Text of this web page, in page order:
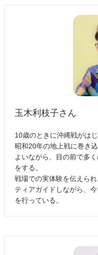
玉木利枝子さん
10歳のときに沖縄戦がは
昭和20年の地上戦に巻き
よいながら、目の前で多
をする。
戦場での実体験を伝えら
ティアガイドしながら、
を行っている。